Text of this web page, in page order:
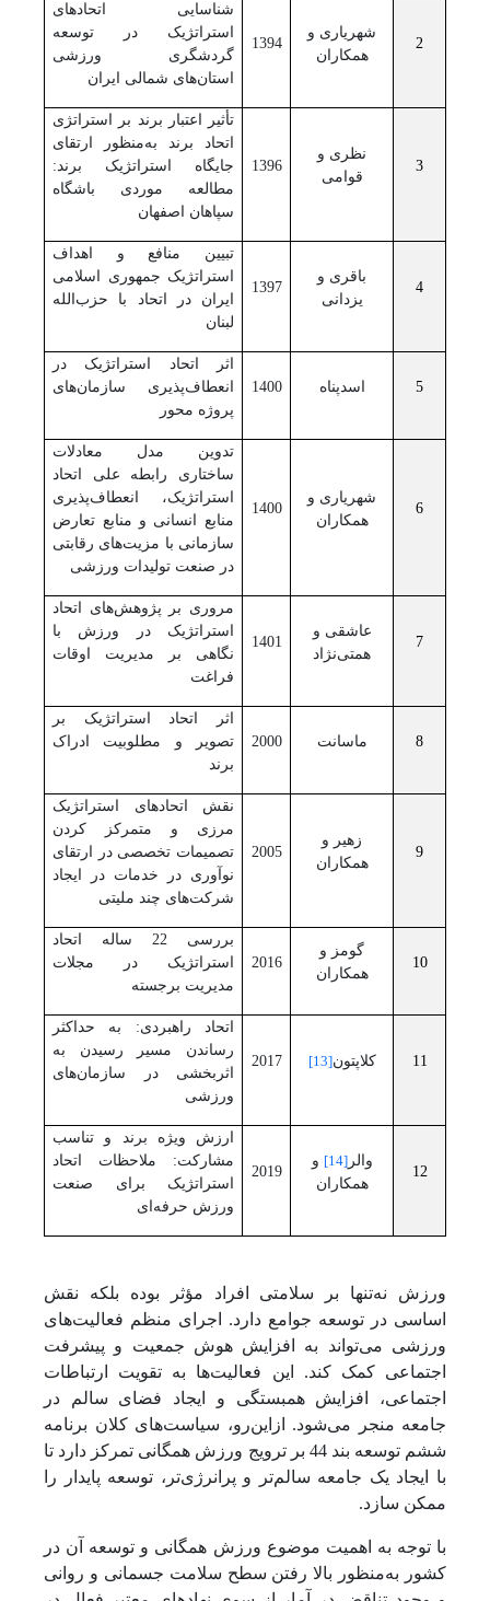
2
شهریاری و
همکاران
1394
شناسایی اتحادهای
استراتژیک در توسعه
گردشگری ورزشی
استان‌های شمالی ایران
3
نظری و
قوامی
1396
تأثیر اعتبار برند بر استراتژی
اتحاد برند به‌منظور ارتقای
جایگاه استراتژیک برند:
مطالعه موردی باشگاه
سپاهان اصفهان
4
باقری و
یزدانی
1397
تبیین منافع و اهداف
استراتژیک جمهوری اسلامی
ایران در اتحاد با حزب‌الله
لبنان
5 اسدپناه 1400
اثر اتحاد استراتژیک در
انعطاف‌پذیری سازمان‌های
پروژه محور
6
شهریاری و
همکاران
1400
تدوین مدل معادلات
ساختاری رابطه علی اتحاد
استراتژیک، انعطاف‌پذیری
منابع انسانی و منابع تعارض
سازمانی با مزیت‌های رقابتی
در صنعت تولیدات ورزشی
7
عاشقی و
همتی‌نژاد
1401
مروری بر پژوهش‌های اتحاد
استراتژیک در ورزش با
نگاهی بر مدیریت اوقات
فراغت
8 ماسانت 2000
اثر اتحاد استراتژیک بر
تصویر و مطلوبیت ادراک
برند
9
زهیر و
همکاران
2005
نقش اتحادهای استراتژیک
مرزی و متمرکز کردن
تصمیمات تخصصی در ارتقای
نوآوری در خدمات در ایجاد
شرکت‌های چند ملیتی
10
گومز و
همکاران
2016
بررسی 22 ساله اتحاد
استراتژیک در مجلات
مدیریت برجسته
11 کلاپتون[13]
2017
اتحاد راهبردی: به حداکثر
رساندن مسیر رسیدن به
اثربخشی در سازمان‌های
ورزشی
12
والر[14] و
همکاران
2019
ارزش ویژه برند و تناسب
مشارکت: ملاحظات اتحاد
استراتژیک برای صنعت
ورزش حرفه‌ای
ورزش نه‌تنها بر سلامتی افراد مؤثر بوده بلکه نقش
اساسی در توسعه جوامع دارد. اجرای منظم فعالیت‌های
ورزشی می‌تواند به افزایش هوش جمعیت و پیشرفت
اجتماعی کمک کند. این فعالیت‌ها به تقویت ارتباطات
اجتماعی، افزایش همبستگی و ایجاد فضای سالم در
جامعه منجر می‌شود. ازاین‌رو، سیاست‌های کلان برنامه
ششم توسعه بند 44 بر ترویج ورزش همگانی تمرکز دارد تا
با ایجاد یک جامعه سالم‌تر و پرانرژی‌تر، توسعه پایدار را
ممکن سازد.
با توجه به اهمیت موضوع ورزش همگانی و توسعه آن در
کشور به‌منظور بالا رفتن سطح سلامت جسمانی و روانی